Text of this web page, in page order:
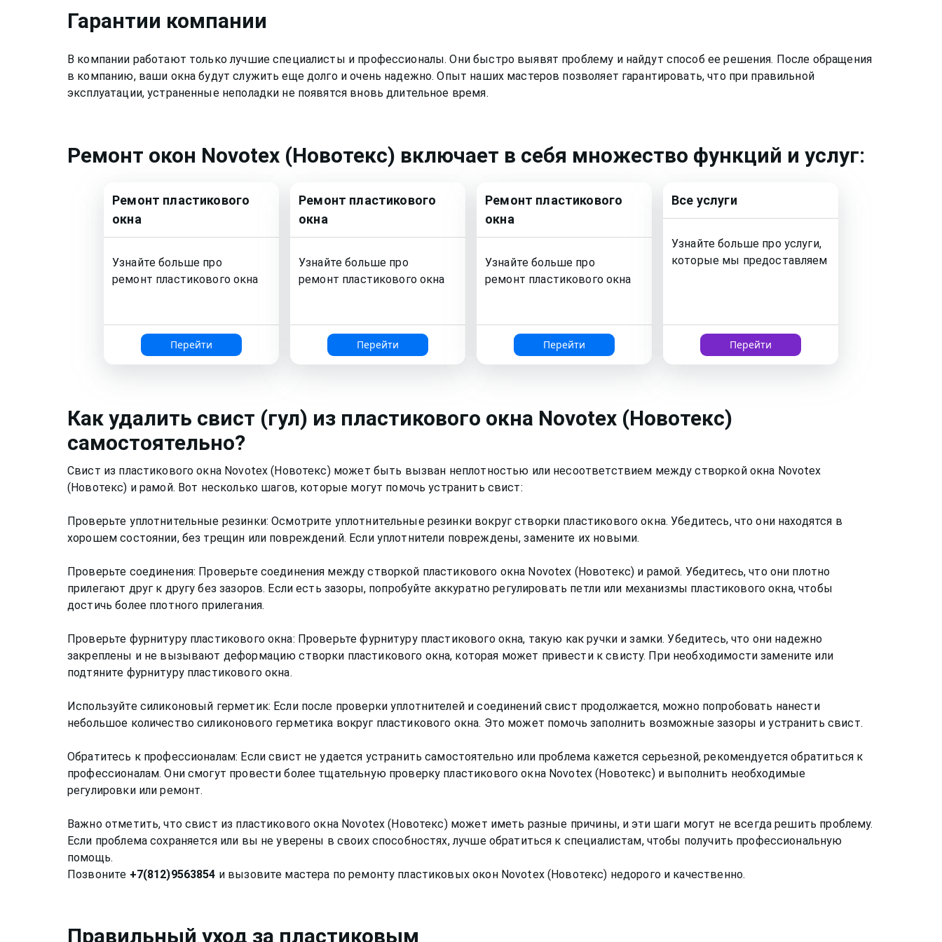
Гарантии компании
В компании работают только лучшие специалисты и профессионалы. Они быстро выявят проблему и найдут способ ее решения. После обращения
в компанию, ваши окна будут служить еще долго и очень надежно. Опыт наших мастеров позволяет гарантировать, что при правильной
эксплуатации, устраненные неполадки не появятся вновь длительное время.
Ремонт окон Novotex (Новотекс) включает в себя множество функций и услуг:
Ремонт пластикового
окна
Узнайте больше про
ремонт пластикового окна
Перейти
Ремонт пластикового
окна
Узнайте больше про
ремонт пластикового окна
Перейти
Ремонт пластикового
окна
Узнайте больше про
ремонт пластикового окна
Перейти
Все услуги
Узнайте больше про услуги,
которые мы предоставляем
Перейти
Как удалить свист (гул) из пластикового окна Novotex (Новотекс)
самостоятельно?
Свист из пластикового окна Novotex (Новотекс) может быть вызван неплотностью или несоответствием между створкой окна Novotex
(Новотекс) и рамой. Вот несколько шагов, которые могут помочь устранить свист:
Проверьте уплотнительные резинки: Осмотрите уплотнительные резинки вокруг створки пластикового окна. Убедитесь, что они находятся в
хорошем состоянии, без трещин или повреждений. Если уплотнители повреждены, замените их новыми.
Проверьте соединения: Проверьте соединения между створкой пластикового окна Novotex (Новотекс) и рамой. Убедитесь, что они плотно
прилегают друг к другу без зазоров. Если есть зазоры, попробуйте аккуратно регулировать петли или механизмы пластикового окна, чтобы
достичь более плотного прилегания.
Проверьте фурнитуру пластикового окна: Проверьте фурнитуру пластикового окна, такую как ручки и замки. Убедитесь, что они надежно
закреплены и не вызывают деформацию створки пластикового окна, которая может привести к свисту. При необходимости замените или
подтяните фурнитуру пластикового окна.
Используйте силиконовый герметик: Если после проверки уплотнителей и соединений свист продолжается, можно попробовать нанести
небольшое количество силиконового герметика вокруг пластикового окна. Это может помочь заполнить возможные зазоры и устранить свист.
Обратитесь к профессионалам: Если свист не удается устранить самостоятельно или проблема кажется серьезной, рекомендуется обратиться к
профессионалам. Они смогут провести более тщательную проверку пластикового окна Novotex (Новотекс) и выполнить необходимые
регулировки или ремонт.
Важно отметить, что свист из пластикового окна Novotex (Новотекс) может иметь разные причины, и эти шаги могут не всегда решить проблему.
Если проблема сохраняется или вы не уверены в своих способностях, лучше обратиться к специалистам, чтобы получить профессиональную
помощь.
Позвоните +7(812)9563854
Правильный уход за пластиковым